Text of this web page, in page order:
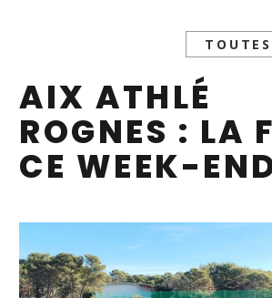
AIX ATHLÉ
ROGNES : LA
CE WEEK-